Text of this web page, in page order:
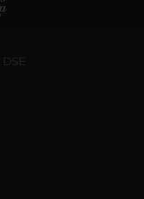
loro o che hanno